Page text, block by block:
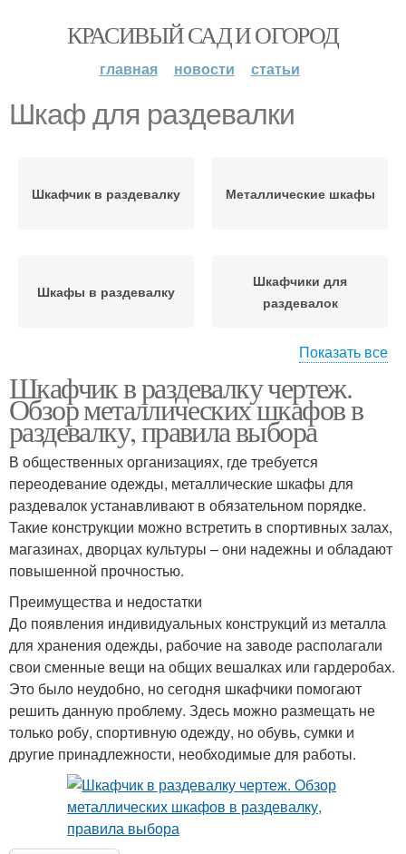
КРАСИВЫЙ САД И ОГОРОД
главная новости статьи
Шкаф для раздевалки
Шкафчик в раздевалку Металлические шкафы
Шкафы в раздевалку
Шкафчики для
раздевалок
Мебель для раздевалок Шкафы для раздевалок
Показать все
Шкафчик в раздевалку чертеж.
Обзор металлических шкафов в
раздевалку, правила выбора
В общественных организациях, где требуется
переодевание одежды, металлические шкафы для
раздевалок устанавливают в обязательном порядке.
Такие конструкции можно встретить в спортивных залах,
магазинах, дворцах культуры – они надежны и обладают
повышенной прочностью.
Преимущества и недостатки
До появления индивидуальных конструкций из металла
для хранения одежды, рабочие на заводе располагали
свои сменные вещи на общих вешалках или гардеробах.
Это было неудобно, но сегодня шкафчики помогают
решить данную проблему. Здесь можно размещать не
только робу, спортивную одежду, но обувь, сумки и
другие принадлежности, необходимые для работы.